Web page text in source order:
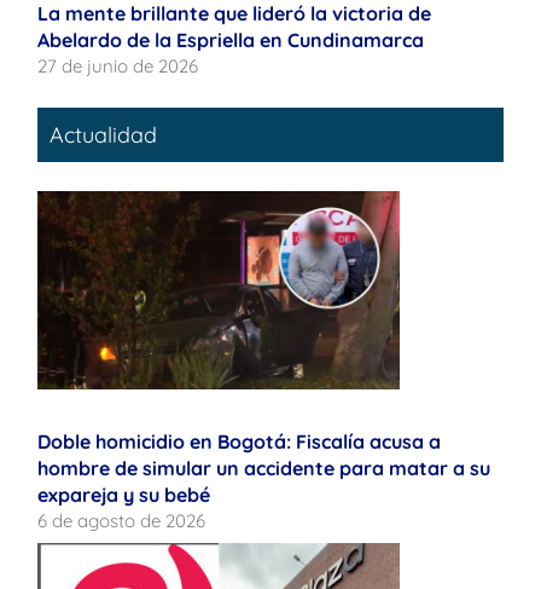
La mente brillante que lideró la victoria de
Abelardo de la Espriella en Cundinamarca
27 de junio de 2026
Actualidad
Doble homicidio en Bogotá: Fiscalía acusa a
hombre de simular un accidente para matar a su
expareja y su bebé
6 de agosto de 2026